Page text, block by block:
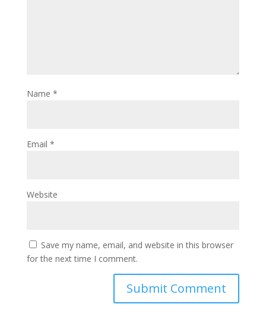
Name *
Email *
Website
Save my name, email, and website in this browser
for the next time I comment.